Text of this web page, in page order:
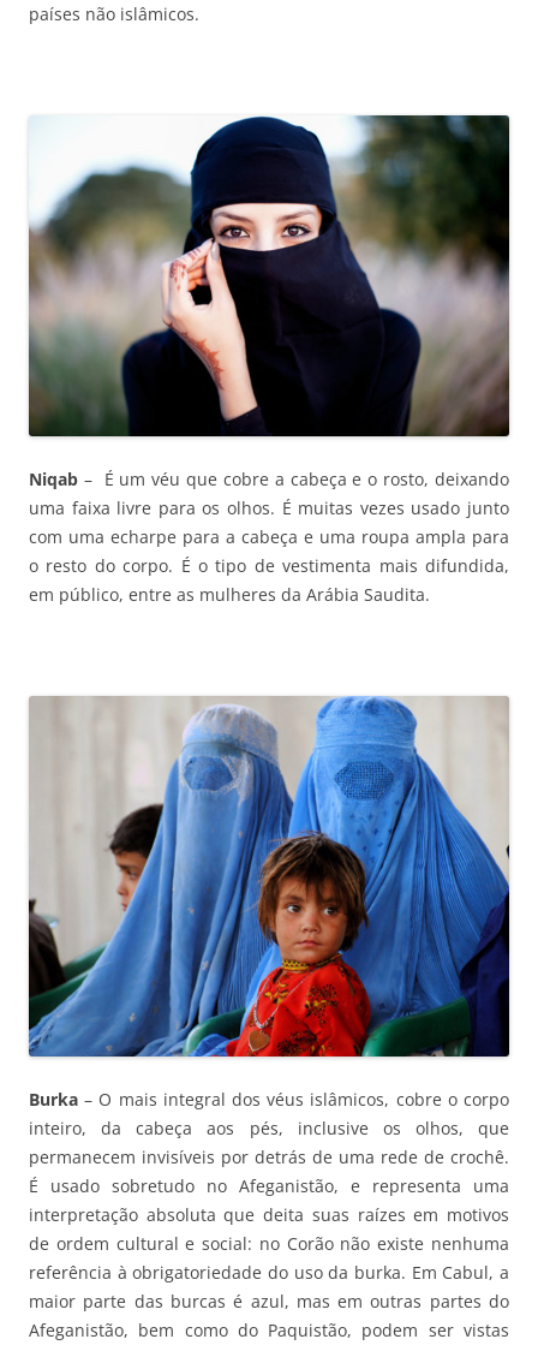
países não islâmicos.
Niqab – É um véu que cobre a cabeça e o rosto, deixando
uma faixa livre para os olhos. É muitas vezes usado junto
com uma echarpe para a cabeça e uma roupa ampla para
o resto do corpo. É o tipo de vestimenta mais difundida,
em público, entre as mulheres da Arábia Saudita.
Burka – O mais integral dos véus islâmicos, cobre o corpo
inteiro, da cabeça aos pés, inclusive os olhos, que
permanecem invisíveis por detrás de uma rede de crochê.
É usado sobretudo no Afeganistão, e representa uma
interpretação absoluta que deita suas raízes em motivos
de ordem cultural e social: no Corão não existe nenhuma
referência à obrigatoriedade do uso da burka. Em Cabul, a
maior parte das burcas é azul, mas em outras partes do
Afeganistão, bem como do Paquistão, podem ser vistas